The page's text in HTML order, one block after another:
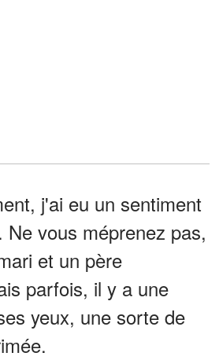
j'ai eu un sentiment
vous méprenez pas,
et un père
parfois, il y a une
yeux, une sorte de